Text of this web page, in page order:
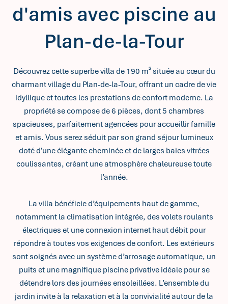
d'amis avec piscine au
Plan-de-la-Tour
Découvrez cette superbe villa de 190 m² située au cœur du
charmant village du Plan-de-la-Tour, offrant un cadre de vie
idyllique et toutes les prestations de confort moderne. La
propriété se compose de 6 pièces, dont 5 chambres
spacieuses, parfaitement agencées pour accueillir famille
et amis. Vous serez séduit par son grand séjour lumineux
doté d'une élégante cheminée et de larges baies vitrées
coulissantes, créant une atmosphère chaleureuse toute
l’année.
La villa bénéficie d’équipements haut de gamme,
notamment la climatisation intégrée, des volets roulants
électriques et une connexion internet haut débit pour
répondre à toutes vos exigences de confort. Les extérieurs
sont soignés avec un système d’arrosage automatique, un
puits et une magnifique piscine privative idéale pour se
détendre lors des journées ensoleillées. L’ensemble du
jardin invite à la relaxation et à la convivialité autour de la